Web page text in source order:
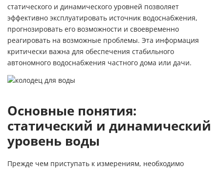
статического и динамического уровней позволяет
эффективно эксплуатировать источник водоснабжения,
прогнозировать его возможности и своевременно
реагировать на возможные проблемы. Эта информация
критически важна для обеспечения стабильного
автономного водоснабжения частного дома или дачи.
Основные понятия:
статический и динамический
уровень воды
Прежде чем приступать к измерениям, необходимо